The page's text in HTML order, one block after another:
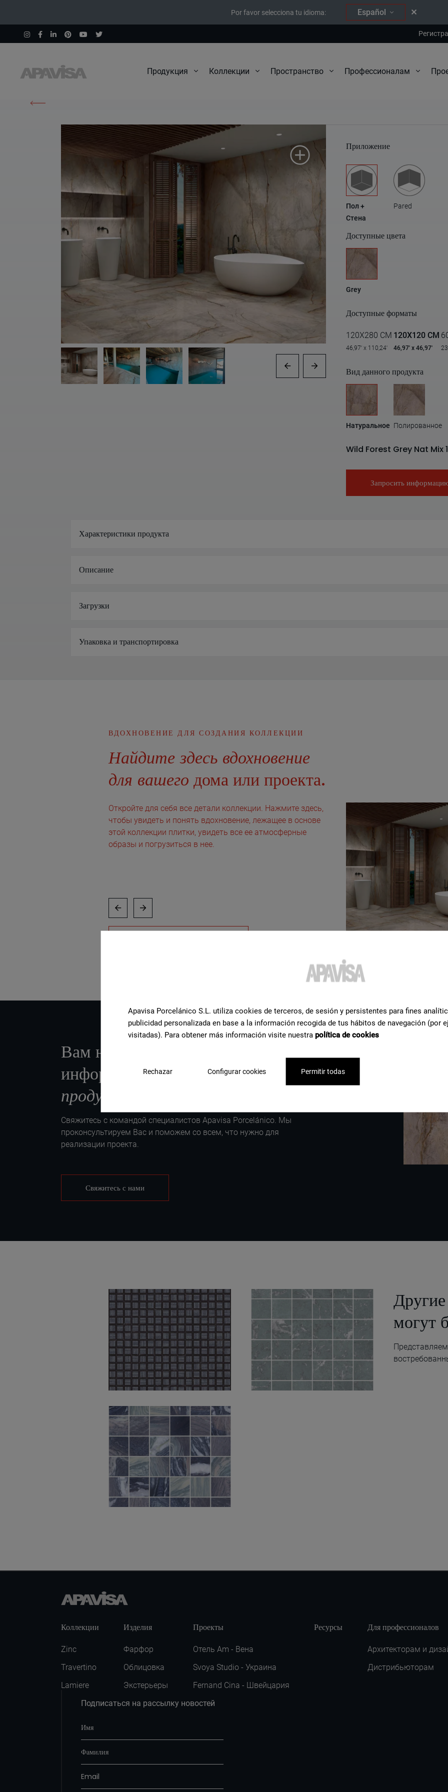
Por favor selecciona tu idioma: Español
Продукция Коллекции Пространство Профессионалам
Приложение
Пол +
Стена
Pared
Доступные цвета
Grey
Доступные форматы
120X280 CM
46,97' x 110,24'
120X120 CM
46,97' x 46,97'
Вид данного продукта
Натуральное Полированное
Wild Forest Grey Nat Mix
Запросить
Характеристики продукта
Описание
Загрузки
Упаковка и транспортировка
ВДОХНОВЕНИЕ ДЛЯ СОЗДАНИЯ КОЛЛЕКЦИИ
Найдите здесь вдохновение
для вашего дома или проекта.
Откройте для себя все детали коллекции. Нажмите здесь,
чтобы увидеть и понять вдохновение, лежащее в основе
этой коллекции плитки, увидеть все ее атмосферные
образы и погрузиться в нее.
Вам нужна дополнительная
информация или помощьпо
продукту
Свяжитесь с командой специалистов Apavisa Porcelánico. Мы
проконсультируем Вас и поможем со всем, что нужно для
реализации проекта.
Свяжитесь с нами
Toko Blue Natural
60X60
Другие
могут
Коллекции
Zinc
Travertino
Lamiere
Изделия
Фарфор
Облицовка
Экстерьеры
Проекты
Отель Am - Вена
Svoya Studio - Украина
Fernand Cina - Швейцария
Ресурсы Для профессионалов
Архитекторам и
Дистрибьюторам
Подписаться на рассылку новостей
Apavisa Porcelánico S.L. utiliza cookies de terceros, de sesión y persistentes para fines
publicidad personalizada en base a la información recogida de tus hábitos de navegación (por
visitadas). Para obtener más información visite nuestra política de cookies
Rechazar Configurar cookies Permitir todas